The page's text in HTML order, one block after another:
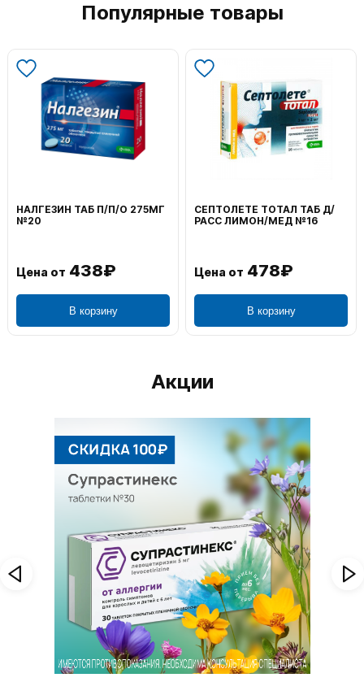
Популярные товары
ВОЛЬТАРЕН ЭМУЛЬГЕЛЬ
НАРУЖ 2% 100Г
Цена от 1 106₽
В корзину
ФЕНИСТИЛ ГЕЛЬ НАРУЖ
0,1% 50Г
Цена от 749₽
В корзину
Акции